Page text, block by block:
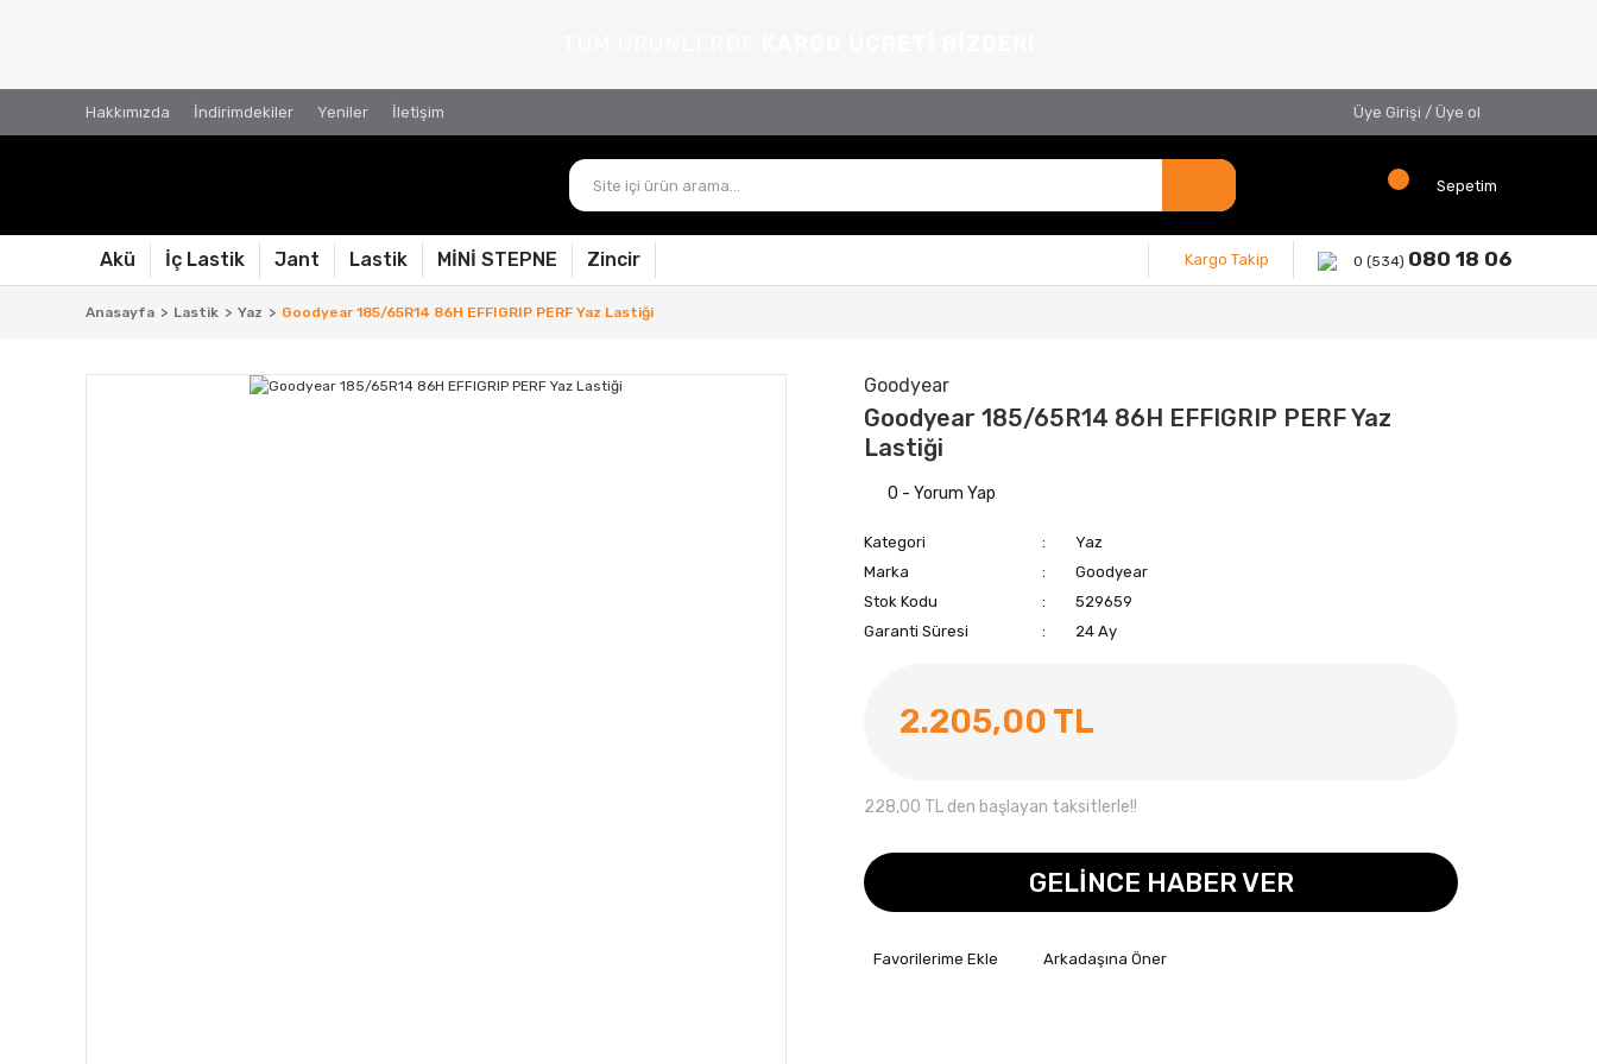
Hakkımızda İndirimdekiler Yeniler İletişim Üye Girişi / Üye ol
Sepetim
Akü İç Lastik Jant Lastik MİNİ STEPNE Zincir Kargo Takip 0 (534) 080 18 06
Anasayfa Lastik Yaz Goodyear 185/65R14 86H EFFIGRIP PERF Yaz Lastiği
Goodyear
Goodyear 185/65R14 86H EFFIGRIP PERF Yaz
Lastiği
0 - Yorum Yap
Kategori
Yaz
Marka
Goodyear
Stok Kodu
529659
Garanti Süresi
24 Ay
2.205,00 TL
228,00 TL den başlayan taksitlerle!!
GELİNCE HABER VER
Arkadaşına Öner